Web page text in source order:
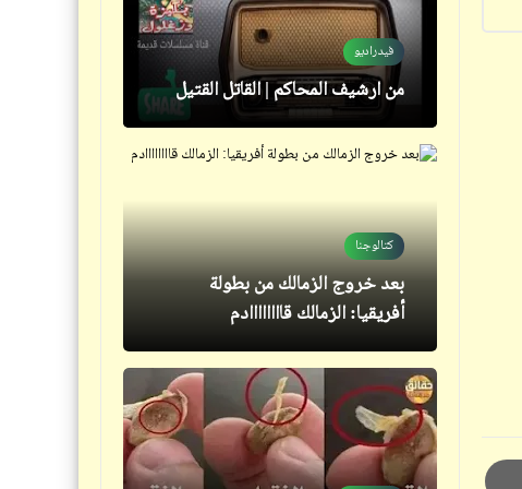
عندما يعلو شعار "الروح الرياضية"
في الدول المتقدمة ويعلو هتاف
"روح أم الفريق المنافس" في
ملاعبنا
فيدراديو
وبالوالديْن إحساناً
حكم
فيدراديو
من ارشيف المحاكم | القاتل القتيل
كتالوجنا
بعد خروج الزمالك من بطولة
أفريقيا: الزمالك قاااااااادم